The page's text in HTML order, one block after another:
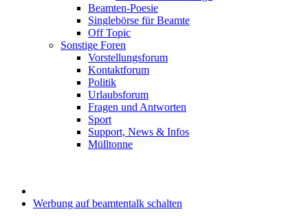
Beamten-Poesie
Singlebörse für Beamte
Off Topic
Sonstige Foren
Vorstellungsforum
Kontaktforum
Politik
Urlaubsforum
Fragen und Antworten
Sport
Support, News & Infos
Mülltonne
Werbung auf beamtentalk schalten